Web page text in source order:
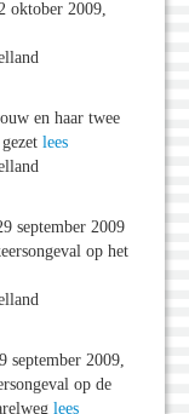
oktober 2009,
en haar twee
lees
september 2009
op het
september 2009,
op de
lees